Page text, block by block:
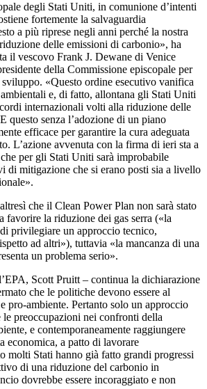
degli Stati Uniti, in comunione d’intenti
fortemente la salvaguardia
a più riprese negli anni perché la nostra
delle emissioni di carbonio», ha
il vescovo Frank J. Dewane di Venice
della Commissione episcopale per
«Questo ordine esecutivo vanifica
e, di fatto, allontana gli Stati Uniti
internazionali volti alla riduzione delle
questo senza l’adozione di un piano
efficace per garantire la cura adeguata
L’azione avvenuta con la firma di ieri sta a
per gli Stati Uniti sarà improbabile
di mitigazione che si erano posti sia a livello
che il Clean Power Plan non sarà stato
favorire la riduzione dei gas serra («la
privilegiare un approccio tecnico,
ad altri»), tuttavia «la mancanza di una
un problema serio».
Scott Pruitt – continua la dichiarazione
che le politiche devono essere al
pro-ambiente. Pertanto solo un approccio
le preoccupazioni nei confronti della
e contemporaneamente raggiungere
economica, a patto di lavorare
molti Stati hanno già fatto grandi progressi
di una riduzione del carbonio in
dovrebbe essere incoraggiato e non